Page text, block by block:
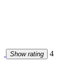
Show rating
4